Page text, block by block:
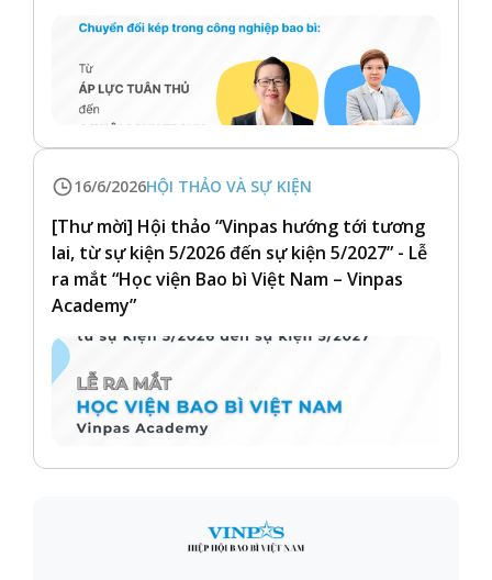
16/6/2026HỘI THẢO VÀ SỰ KIỆN
[Thư mời] Hội thảo “Vinpas hướng tới tương
lai, từ sự kiện 5/2026 đến sự kiện 5/2027” - Lễ
ra mắt “Học viện Bao bì Việt Nam – Vinpas
Academy”